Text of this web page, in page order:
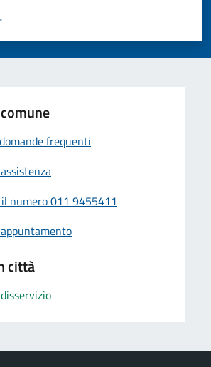
pagina
5 stelle su 5
stelle su 5
su 5
5
frequenti
il numero 011 9455411
città